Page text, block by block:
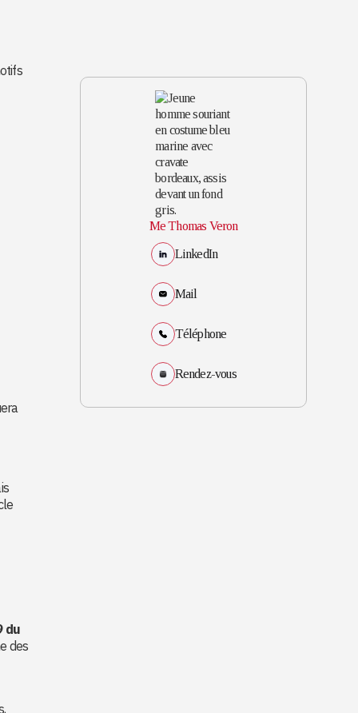
du
des
Me Thomas Veron
LinkedIn
Mail
Téléphone
Rendez-vous